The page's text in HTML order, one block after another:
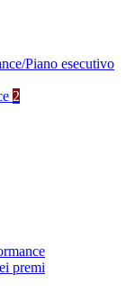
Piano esecutivo
2
premi